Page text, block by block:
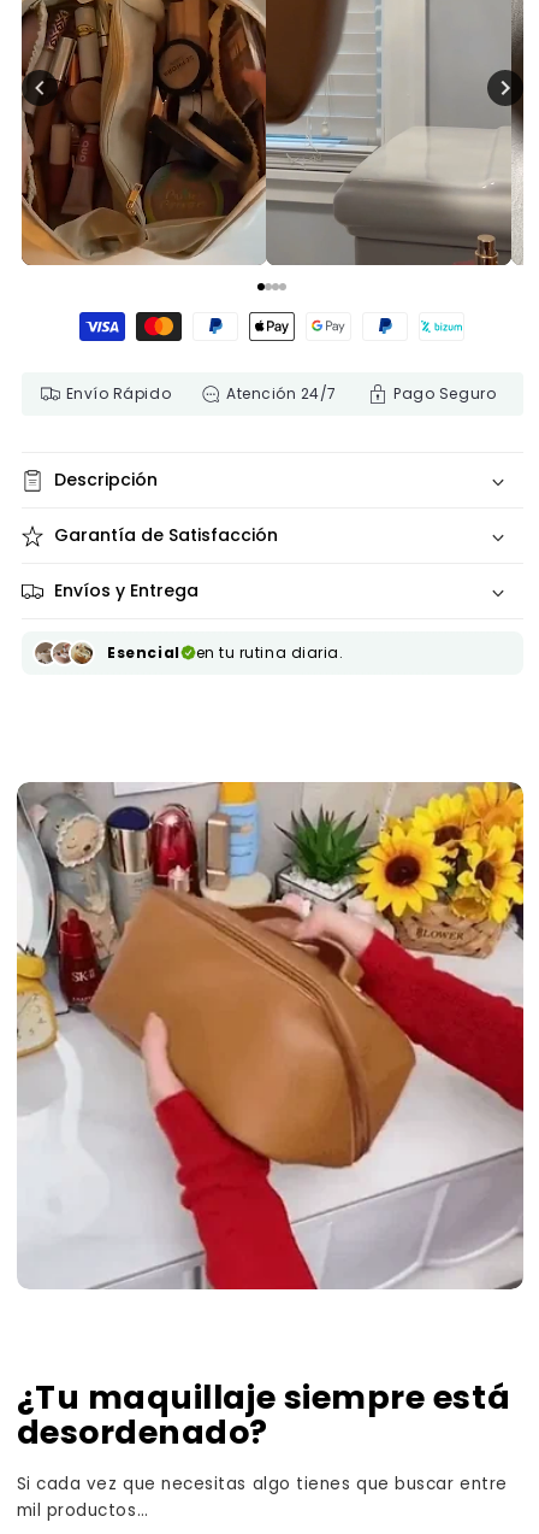
Formas de pago
Envío Rápido Atención 24/7 Pago Seguro
Descripción
Garantía de Satisfacción
Envíos y Entrega
Esencial en tu rutina diaria.
¿Tu maquillaje siempre está
desordenado?
Si cada vez que necesitas algo tienes que buscar entre
mil productos…